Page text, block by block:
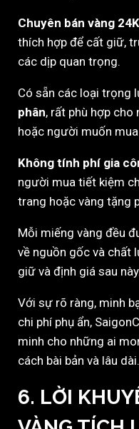
Chuyên bán vàng
thích hợp để cất giữ,
các dịp quan trọng.
Có sẵn các loại trọng
phân, rất phù hợp
hoặc người muốn
Không tính phí gia
người mua tiết kiệm
trang hoặc vàng tặng
Mỗi miếng vàng đều
về nguồn gốc và chất
giữ và định giá sau
Với sự rõ ràng, minh
chi phí phụ ẩn,
minh cho những ai
cách bài bản và lâu dài.
6. LỜI